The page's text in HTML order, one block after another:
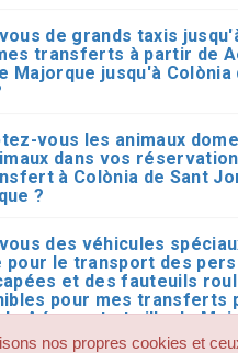
de grands taxis
transferts à partir de
Majorque jusqu'à Colònia
vous les animaux
dans vos
à Colònia de Sant
?
des véhicules
pour le transport des
et des fauteuils
pour mes transferts
Aéroport et ville de
Colònia de Sant Jordi ?
nos propres cookies et